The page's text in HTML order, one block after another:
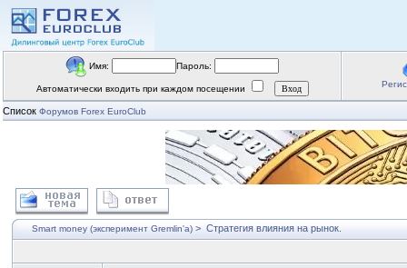
Имя: Пароль:
Автоматически входить при каждом посещении
Список Форумов Forex EuroClub
Smart money (эксперимент Gremlin'a) > Стратегия влияния на рынок.